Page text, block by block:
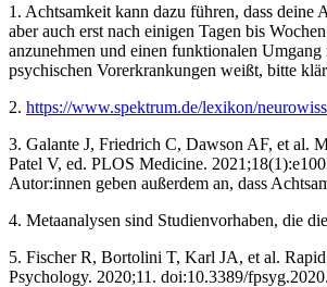
1. Achtsamkeit kann dazu führen, dass
aber auch erst nach einigen Tagen bis
anzunehmen und einen funktionalen
psychischen Vorerkrankungen weißt, bitte
2. https://www.spektrum.de/lexikon/
3. Galante J, Friedrich C, Dawson AF, et al.
Patel V, ed. PLOS Medicine.
Autor:innen geben außerdem an, dass
4. Metaanalysen sind Studienvorhaben, die
5. Fischer R, Bortolini T, Karl JA, et al.
Psychology. 2020;11. doi:10.3389/